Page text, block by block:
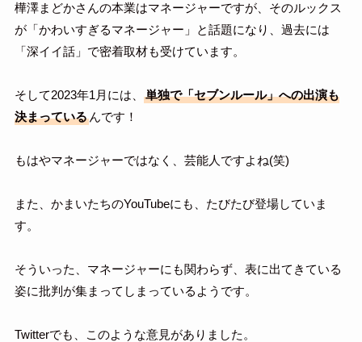
樺澤まどかさんの本業はマネージャーですが、そのルックス
が「かわいすぎるマネージャー」と話題になり、過去には
「深イイ話」で密着取材も受けています。
そして2023年1月には、
単独で「セブンルール」への出演も
決まっているんです！
もはやマネージャーではなく、芸能人ですよね(笑)
また、かまいたちのYouTubeにも、たびたび登場していま
す。
そういった、マネージャーにも関わらず、表に出てきている
姿に批判が集まってしまっているようです。
Twitterでも、このような意見がありました。